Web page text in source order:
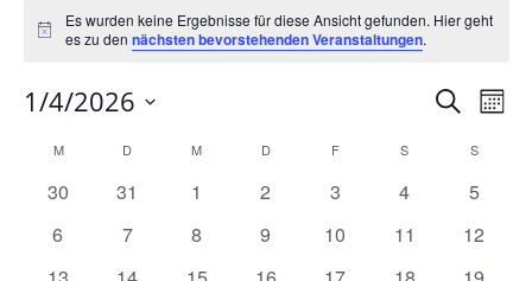
Hinweis
Es wurden keine Ergebnisse für diese Ansicht gefunden. Hier geht
es zu dennächsten bevorstehenden Veranstaltungen.
Suche
und
Suche
1/4/2026
Kalender
von
Veranstaltungen
M D M D F S S
0
30
0
31
0
1
0
2
0
3
0
4
0
5
0
6
0
7
0
8
0
9
0
10
0
11
0
12